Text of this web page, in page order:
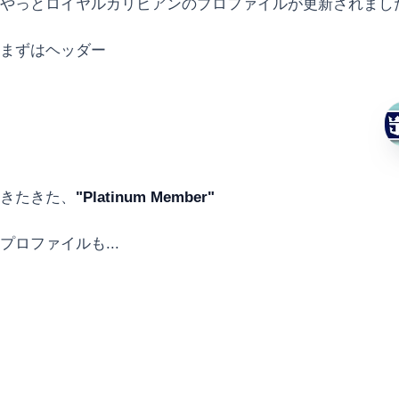
やっとロイヤルカリビアンのプロファイルが更新されまし
まずはヘッダー
きたきた、 "Platinum Member"
プロファイルも...